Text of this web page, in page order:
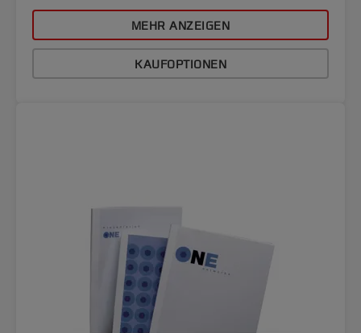
MEHR ANZEIGEN
KAUFOPTIONEN